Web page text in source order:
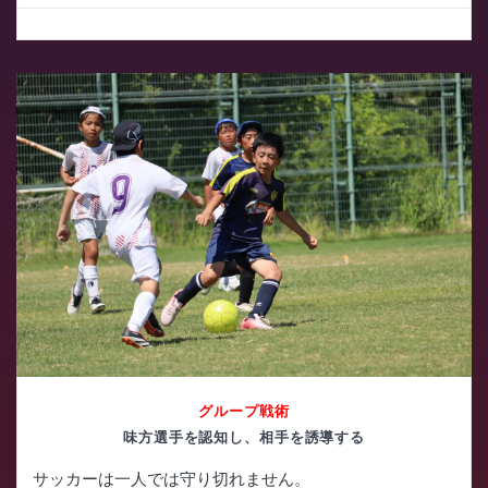
グループ戦術
味方選手を認知し、相手を誘導する
サッカーは一人では守り切れません。